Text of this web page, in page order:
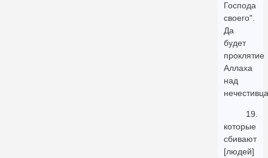
Господа
своего".
Да
будет
проклятие
Аллаха
над
19.
которые
сбивают
[людей]